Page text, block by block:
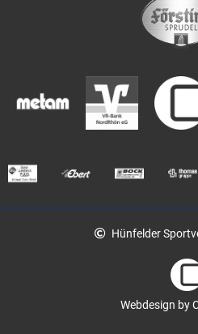
Hünfelder
Webdesign by